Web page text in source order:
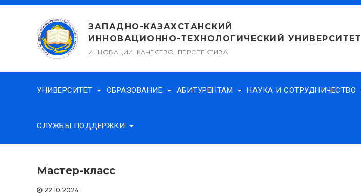
Перейти
содержимому
ЗАПАДНО-КАЗАХСТАНСКИЙ
ИННОВАЦИОННО-ТЕХНОЛОГИЧЕСКИЙ УНИВЕРСИТЕТ
ИННОВАЦИИ, КАЧЕСТВО, ПЕРСПЕКТИВА
УНИВЕРСИТЕТ ОБРАЗОВАНИЕ АБИТУРЕНТАМ НАУКА И СОТРУДНИЧЕСТВО
СЛУЖБЫ ПОДДЕРЖКИ
Мастер-класс
22.10.2024